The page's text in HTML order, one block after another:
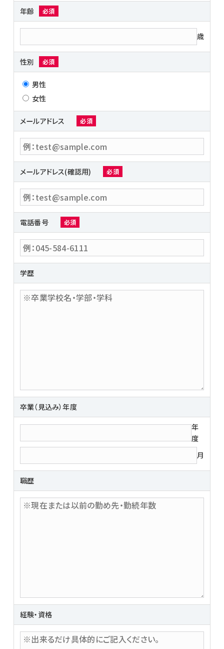
年齢 必須
歳
性別 必須
男性
女性
メールアドレス 必須
メールアドレス(確認用) 必須
電話番号 必須
学歴
卒業（見込み）年度
年
度
月
職歴
経験・資格